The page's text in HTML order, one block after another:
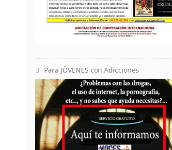
Para JÖVENES con Adicciones